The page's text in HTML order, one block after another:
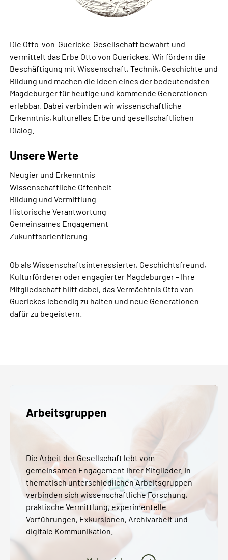
Die Otto-von-Guericke-Gesellschaft bewahrt und
vermittelt das Erbe Otto von Guerickes. Wir fördern die
Beschäftigung mit Wissenschaft, Technik, Geschichte und
Bildung und machen die Ideen eines der bedeutendsten
Magdeburger für heutige und kommende Generationen
erlebbar. Dabei verbinden wir wissenschaftliche
Erkenntnis, kulturelles Erbe und gesellschaftlichen
Dialog.
Unsere Werte
Neugier und Erkenntnis
Wissenschaftliche Offenheit
Bildung und Vermittlung
Historische Verantwortung
Gemeinsames Engagement
Zukunftsorientierung
Ob als Wissenschaftsinteressierter, Geschichtsfreund,
Kulturförderer oder engagierter Magdeburger – Ihre
Mitgliedschaft hilft dabei, das Vermächtnis Otto von
Guerickes lebendig zu halten und neue Generationen
dafür zu begeistern.
Arbeitsgruppen
Die Arbeit der Gesellschaft lebt vom
gemeinsamen Engagement ihrer Mitglieder. In
thematisch unterschiedlichen Arbeitsgruppen
verbinden sich wissenschaftliche Forschung,
praktische Vermittlung, experimentelle
Vorführungen, Exkursionen, Archivarbeit und
digitale Kommunikation.